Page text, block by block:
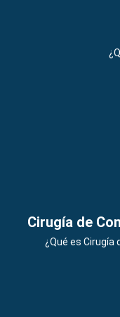
Cirugía de
¿Qué es Cirugía